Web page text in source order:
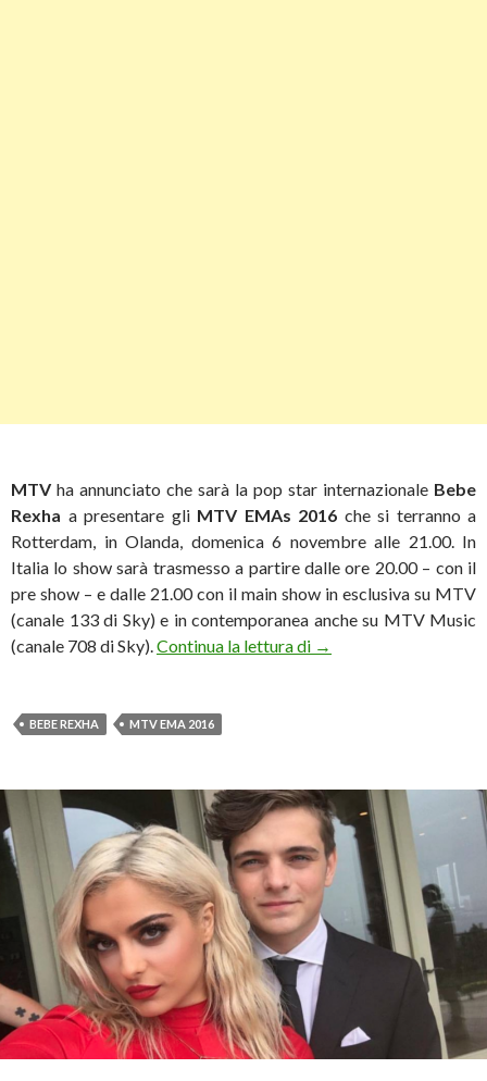
MTVha annunciato che sarà la pop star internazionale Bebe
Rexha a presentare gli MTV EMAs 2016 che si terranno a
Rotterdam, in Olanda, domenica 6 novembre alle 21.00. In
Italia lo show sarà trasmesso a partire dalle ore 20.00 – con il
pre show – e dalle 21.00 con il main show in esclusiva su MTV
(canale 133 di Sky) e in contemporanea anche su MTV Music
(canale 708 di Sky). Continua la lettura di Bebe Rexha
→
BEBE REXHA MTV EMA 2016